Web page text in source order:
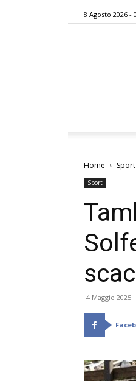
8 Agosto 2026 -
Home Sport
Sport
4 Maggio 2025